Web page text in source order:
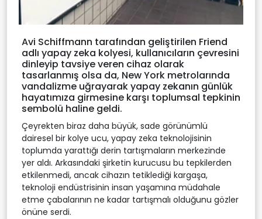
Avi Schiffmann tarafından geliştirilen Friend
adlı yapay zeka kolyesi, kullanıcıların çevresini
dinleyip tavsiye veren cihaz olarak
tasarlanmış olsa da, New York metrolarında
vandalizme uğrayarak yapay zekanın günlük
hayatımıza girmesine karşı toplumsal tepkinin
sembolü haline geldi.
Çeyrekten biraz daha büyük, sade görünümlü
dairesel bir kolye ucu, yapay zeka teknolojisinin
toplumda yarattığı derin tartışmaların merkezinde
yer aldı. Arkasındaki şirketin kurucusu bu tepkilerden
etkilenmedi, ancak cihazın tetiklediği kargaşa,
teknoloji endüstrisinin insan yaşamına müdahale
etme çabalarının ne kadar tartışmalı olduğunu gözler
önüne serdi.